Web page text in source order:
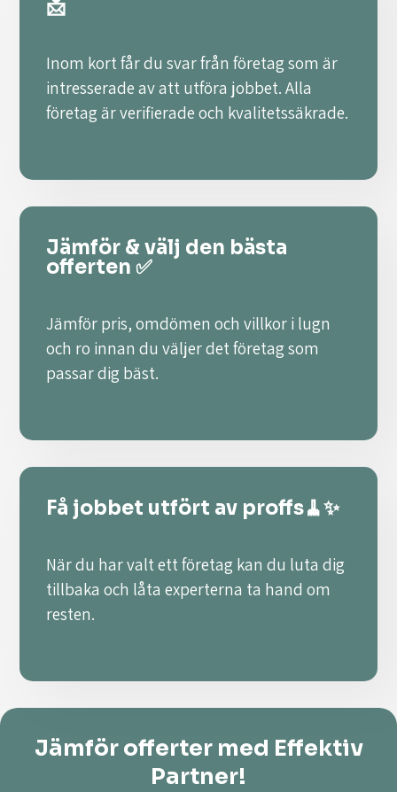
📩
Inom kort får du svar från företag som är
intresserade av att utföra jobbet. Alla
företag är verifierade och kvalitetssäkrade.
Jämför & välj den bästa
offerten ✅
Jämför pris, omdömen och villkor i lugn
och ro innan du väljer det företag som
passar dig bäst.
Få jobbet utfört av proffs🧹✨
När du har valt ett företag kan du luta dig
tillbaka och låta experterna ta hand om
resten.
Jämför offerter med Effektiv
Partner!